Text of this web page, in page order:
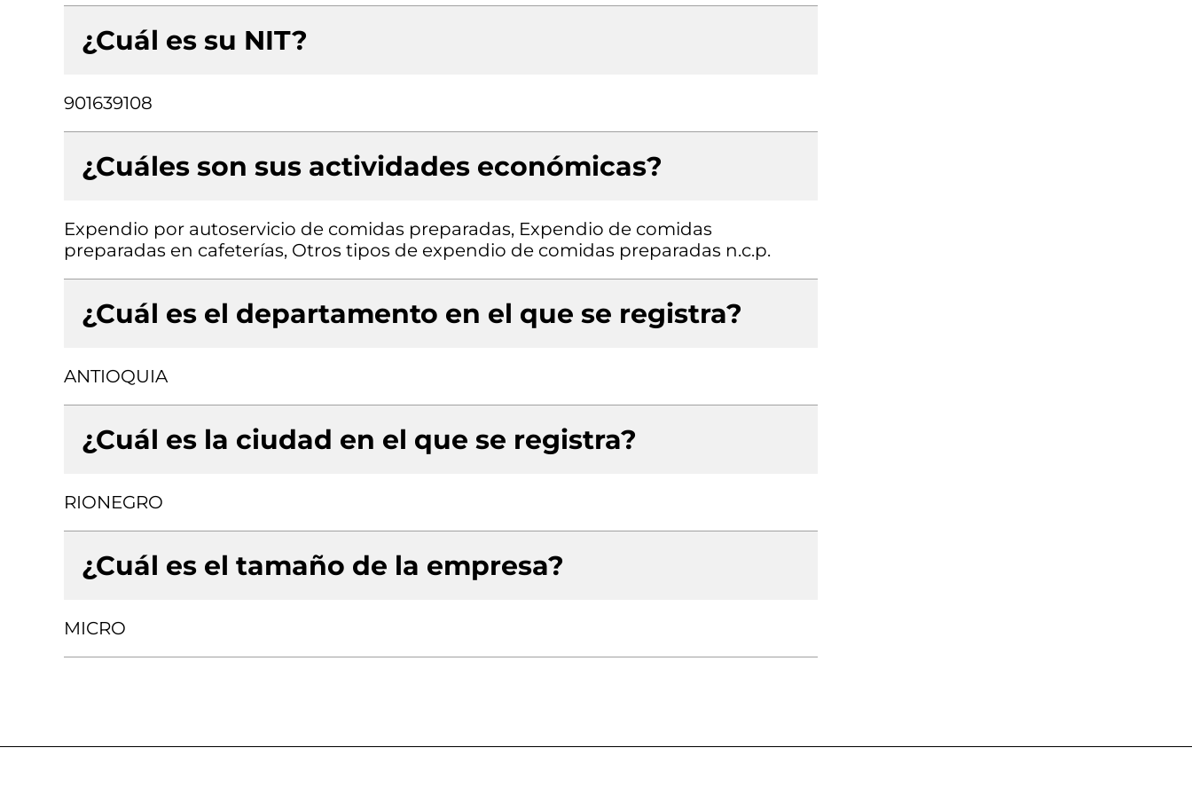
¿Cuál es su NIT?
901639108
¿Cuáles son sus actividades económicas?
Expendio por autoservicio de comidas preparadas, Expendio de comidas
preparadas en cafeterías, Otros tipos de expendio de comidas preparadas n.c.p.
¿Cuál es el departamento en el que se registra?
ANTIOQUIA
¿Cuál es la ciudad en el que se registra?
RIONEGRO
¿Cuál es el tamaño de la empresa?
MICRO